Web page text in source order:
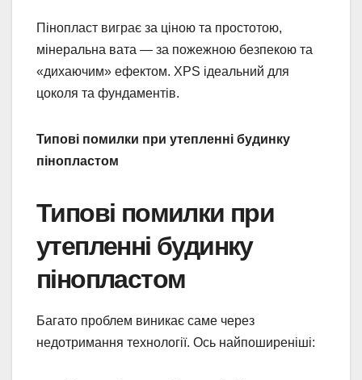
Пінопласт виграє за ціною та простотою,
мінеральна вата — за пожежною безпекою та
«дихаючим» ефектом. XPS ідеальний для
цоколя та фундаментів.
Типові помилки при утепленні будинку
пінопластом
Типові помилки при
утепленні будинку
пінопластом
Багато проблем виникає саме через
недотримання технології. Ось найпоширеніші: